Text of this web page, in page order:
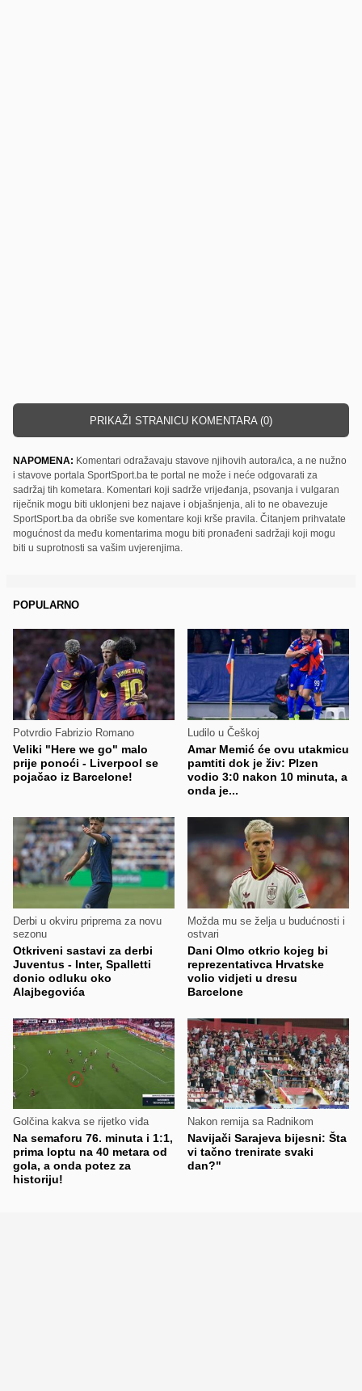
PRIKAŽI STRANICU KOMENTARA (0)
NAPOMENA: Komentari odražavaju stavove njihovih autora/ica, a ne nužno
i stavove portala SportSport.ba te portal ne može i neće odgovarati za
sadržaj tih kometara. Komentari koji sadrže vrijeđanja, psovanja i vulgaran
riječnik mogu biti uklonjeni bez najave i objašnjenja, ali to ne obavezuje
SportSport.ba da obriše sve komentare koji krše pravila. Čitanjem prihvatate
mogućnost da među komentarima mogu biti pronađeni sadržaji koji mogu
biti u suprotnosti sa vašim uvjerenjima.
POPULARNO
Potvrdio Fabrizio Romano
Veliki "Here we go" malo
prije ponoći - Liverpool se
pojačao iz Barcelone!
Ludilo u Češkoj
Amar Memić će ovu utakmicu
pamtiti dok je živ: Plzen
vodio 3:0 nakon 10 minuta, a
onda je...
Derbi u okviru priprema za novu
sezonu
Otkriveni sastavi za derbi
Juventus - Inter, Spalletti
donio odluku oko
Alajbegovića
Možda mu se želja u budućnosti i
ostvari
Dani Olmo otkrio kojeg bi
reprezentativca Hrvatske
volio vidjeti u dresu
Barcelone
Golčina kakva se rijetko viđa
Na semaforu 76. minuta i 1:1,
prima loptu na 40 metara od
gola, a onda potez za
historiju!
Nakon remija sa Radnikom
Navijači Sarajeva bijesni: Šta
vi tačno trenirate svaki
dan?"